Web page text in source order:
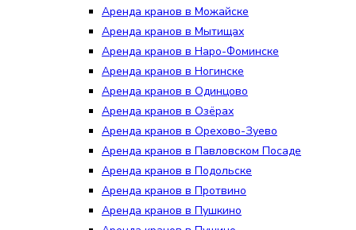
Аренда кранов в Можайске
Аренда кранов в Мытищах
Аренда кранов в Наро-Фоминске
Аренда кранов в Ногинске
Аренда кранов в Одинцово
Аренда кранов в Озёрах
Аренда кранов в Орехово-Зуево
Аренда кранов в Павловском Посаде
Аренда кранов в Подольске
Аренда кранов в Протвино
Аренда кранов в Пушкино